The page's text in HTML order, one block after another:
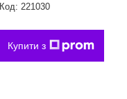
Код: 221030
Купити з